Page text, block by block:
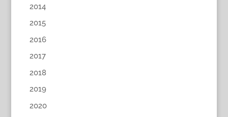
2014
2015
2016
2017
2018
2019
2020